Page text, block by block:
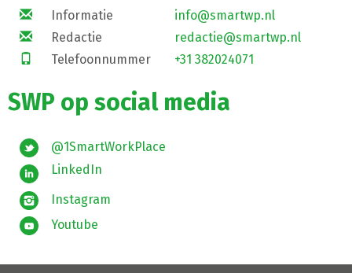
Informatie
info@smartwp.nl
Redactie
redactie@smartwp.nl
Telefoonnummer
+31 382024071
SWP op social media
@1SmartWorkPlace
LinkedIn
Instagram
Youtube